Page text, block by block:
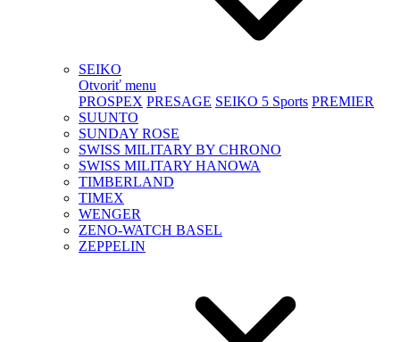
SEIKO
Otvoriť menu
PROSPEX PRESAGE SEIKO 5 Sports PREMIER
SUUNTO
SUNDAY ROSE
SWISS MILITARY BY CHRONO
SWISS MILITARY HANOWA
TIMBERLAND
TIMEX
WENGER
ZENO-WATCH BASEL
ZEPPELIN